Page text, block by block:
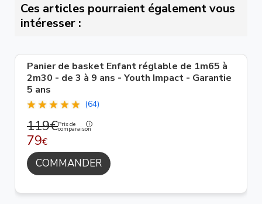
Ces articles pourraient également vous
intéresser :
Panier de basket Enfant réglable de 1m65 à
2m30 - de 3 à 9 ans - Youth Impact - Garantie
5 ans
(64)
119€Prix de
comparaison
79€
COMMANDER